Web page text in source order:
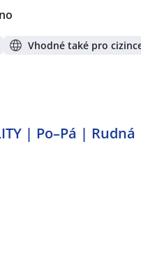
Vhodné také pro
| Po–Pá |